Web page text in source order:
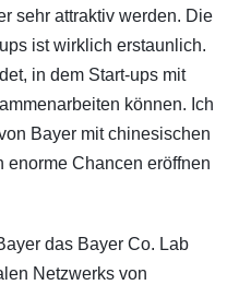
sehr attraktiv werden. Die
ist wirklich erstaunlich.
in dem Start-ups mit
können. Ich
Bayer mit chinesischen
enorme Chancen eröffnen
das Bayer Co. Lab
Netzwerks von